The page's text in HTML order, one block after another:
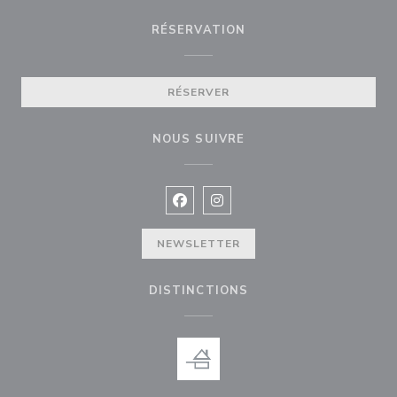
RÉSERVATION
RÉSERVER
NOUS SUIVRE
Facebook ((ouvre une nouvelle
Instagram ((ouvre une
NEWSLETTER
DISTINCTIONS